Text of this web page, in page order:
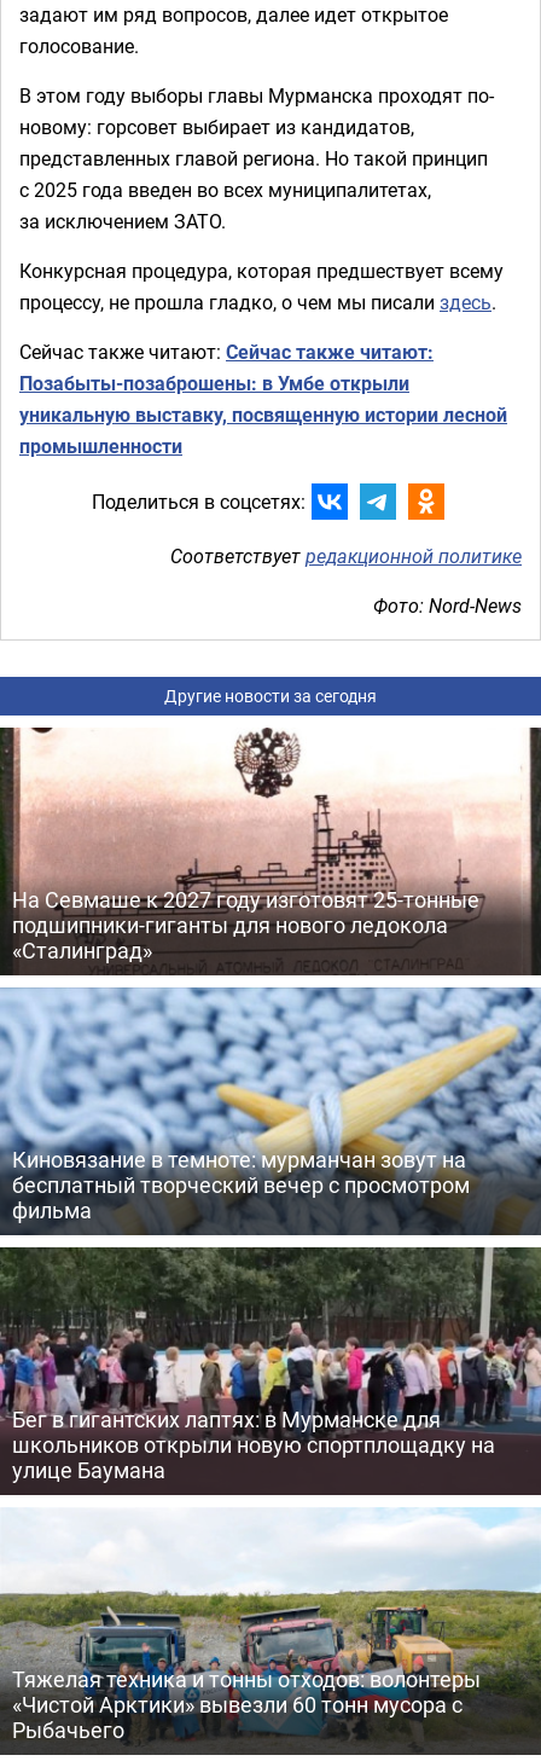
задают им ряд вопросов, далее идет открытое
голосование.
В этом году выборы главы Мурманска проходят по-
новому: горсовет выбирает из кандидатов,
представленных главой региона. Но такой принцип
с 2025 года введен во всех муниципалитетах,
за исключением ЗАТО.
Конкурсная процедура, которая предшествует всему
процессу, не прошла гладко, о чем мы писали здесь.
Сейчас также читают: Сейчас также читают:
Позабыты-позаброшены: в Умбе открыли
уникальную выставку, посвященную истории лесной
промышленности
Поделиться в соцсетях:
Соответствуетредакционной политике
Фото: Nord-News
Другие новости за сегодня
На Севмаше к 2027 году изготовят 25-тонные
подшипники-гиганты для нового ледокола
«Сталинград»
Киновязание в темноте: мурманчан зовут на
бесплатный творческий вечер с просмотром
фильма
Бег в гигантских лаптях: в Мурманске для
школьников открыли новую спортплощадку на
улице Баумана
Тяжелая техника и тонны отходов: волонтеры
«Чистой Арктики» вывезли 60 тонн мусора с
Рыбачьего